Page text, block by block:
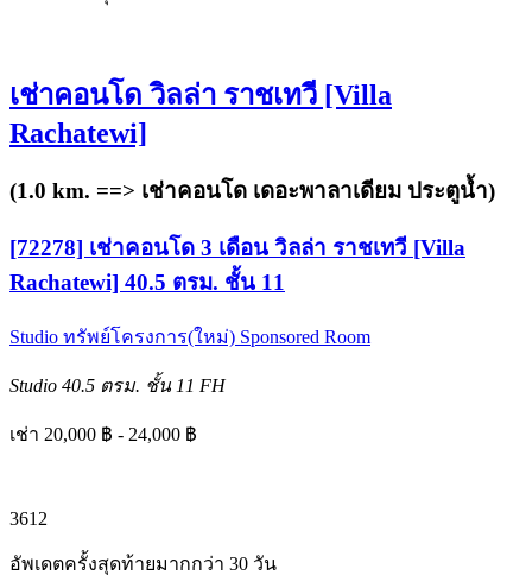
เช่าคอนโด วิลล่า ราชเทวี [Villa
Rachatewi]
(1.0 km. ==> เช่าคอนโด เดอะพาลาเดียม ประตูน้ำ)
[72278] เช่าคอนโด 3 เดือน วิลล่า ราชเทวี [Villa
Rachatewi] 40.5 ตรม. ชั้น 11
Studio ทรัพย์โครงการ(ใหม่) Sponsored Room
Studio 40.5 ตรม. ชั้น 11 FH
เช่า 20,000 ฿ - 24,000 ฿
3612
อัพเดตครั้งสุดท้ายมากกว่า 30 วัน